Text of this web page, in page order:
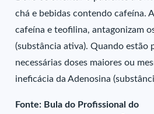
chá e bebidas contendo cafeína.
cafeína e teofilina, antagonizam
(substância ativa). Quando estão
necessárias doses maiores ou
ineficácia da Adenosina
Fonte: Bula do Profissional do